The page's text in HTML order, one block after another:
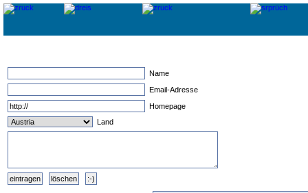
Name
Email-Adresse
Homepage
Land